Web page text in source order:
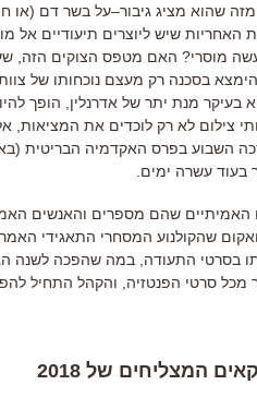
שהוא מציג גיבור–על בשר דם (או
האחריות שיש ליוצרים תיעודיים אל
מוסרי? האם מטפס הצוקים הזה
בסכנה רק מעצם נוכחותו של
בעיקר מנת יתר של אדרנלין
הופך
צילום לא רק לוכדים את המציאות
השבוע בפרס האקדמיה הבריטית (
בעוד עשרה ימים
האמיתיים שהם מספרים והאנשים
שהקולנוע המסחרי התאגידי
בסרטי התעודה במה שהפכה לשנה
מכל סרטי הפנטזיה
והקהל התחיל
המצליחים של 2018